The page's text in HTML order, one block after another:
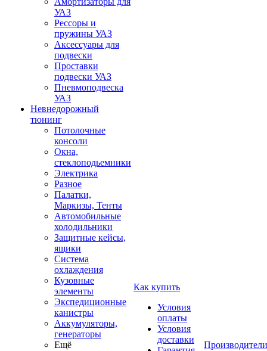
УАЗ
Рессоры и
пружины УАЗ
Аксессуары для
подвески
Проставки
подвески УАЗ
Пневмоподвеска
УАЗ
Невнедорожный
тюнинг
Потолочные
консоли
Окна,
стеклоподьемники
Электрика
Разное
Палатки,
Маркизы, Тенты
Автомобильные
холодильники
Защитные кейсы,
ящики
Система
охлаждения
Кузовные
элементы
Экспедиционные
канистры
Аккумуляторы,
генераторы
Ещё
Как купить
Условия
оплаты
Условия
доставки
Производители